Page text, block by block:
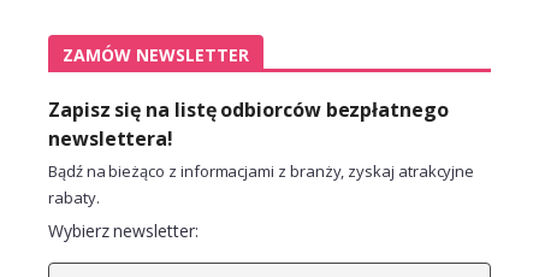
ZAMÓW NEWSLETTER
Zapisz się na listę odbiorców bezpłatnego
newslettera!
Bądź na bieżąco z informacjami z branży, zyskaj atrakcyjne
rabaty.
Wybierz newsletter: